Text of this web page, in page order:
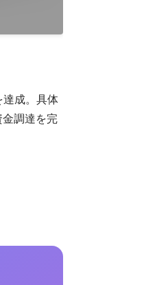
成。具体
調達を完